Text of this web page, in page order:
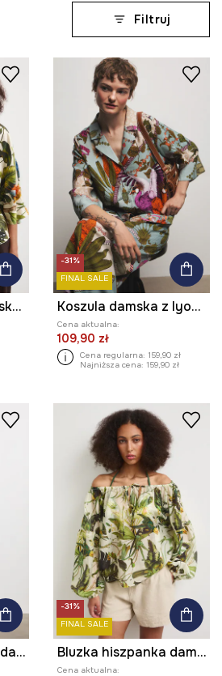
Filtruj
Bluzka damska z wiskozą
-31%
FINAL SALE
Koszula damska z lyocellem z kolekcji Ilona Tambor x Medicine
Cena aktualna:
109,90 zł
Cena regularna: 159,90 zł
Najniższa cena: 159,90 zł
Bluzka damska z dodatkiem lnu z haftem
-31%
FINAL SALE
Bluzka hiszpanka damska z lyocellem
Cena aktualna: